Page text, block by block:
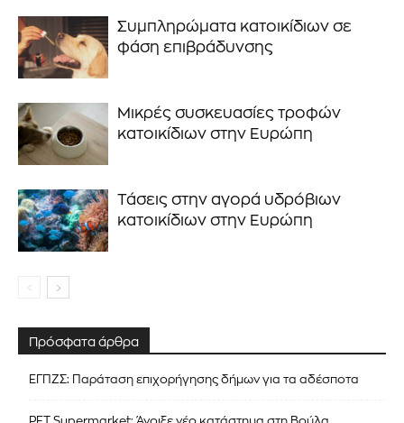
Συμπληρώματα κατοικίδιων σε
φάση επιβράδυνσης
Μικρές συσκευασίες τροφών
κατοικίδιων στην Ευρώπη
Τάσεις στην αγορά υδρόβιων
κατοικίδιων στην Ευρώπη
Πρόσφατα άρθρα
ΕΓΠΖΣ: Παράταση επιχορήγησης δήμων για τα αδέσποτα